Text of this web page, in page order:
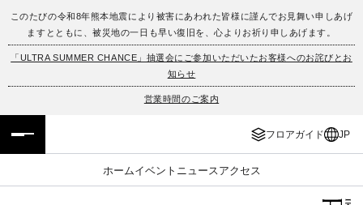
このたびの令和8年熊本地震により被害にあわれた皆様に謹んでお見舞い申しあげ
ますとともに、被災地の一日も早い復旧を、心よりお祈り申しあげます。
「ULTRA SUMMER CHANCE」抽選会にご参加いただいたお客様へのお詫びとお
知らせ
営業時間のご案内
フロアガイド JP
ホームイベント ニュース アクセス
フロアガイド
施設案内・アクセス
ENGLISH
繁体字